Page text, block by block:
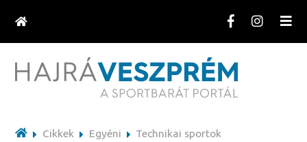
Cikkek Egyéni Technikai sportok